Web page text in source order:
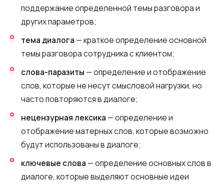
поддержание определенной темы разговора и
других параметров;
тема диалога — краткое определение основной
темы разговора сотрудника с клиентом;
слова-паразиты — определение и отображение
слов, которые не несут смысловой нагрузки, но
часто повторяются в диалоге;
нецензурная лексика — определение и
отображение матерных слов, которые возможно
будут использованы в диалоге;
ключевые слова — определение основных слов в
диалоге, которые выделяют основные идеи